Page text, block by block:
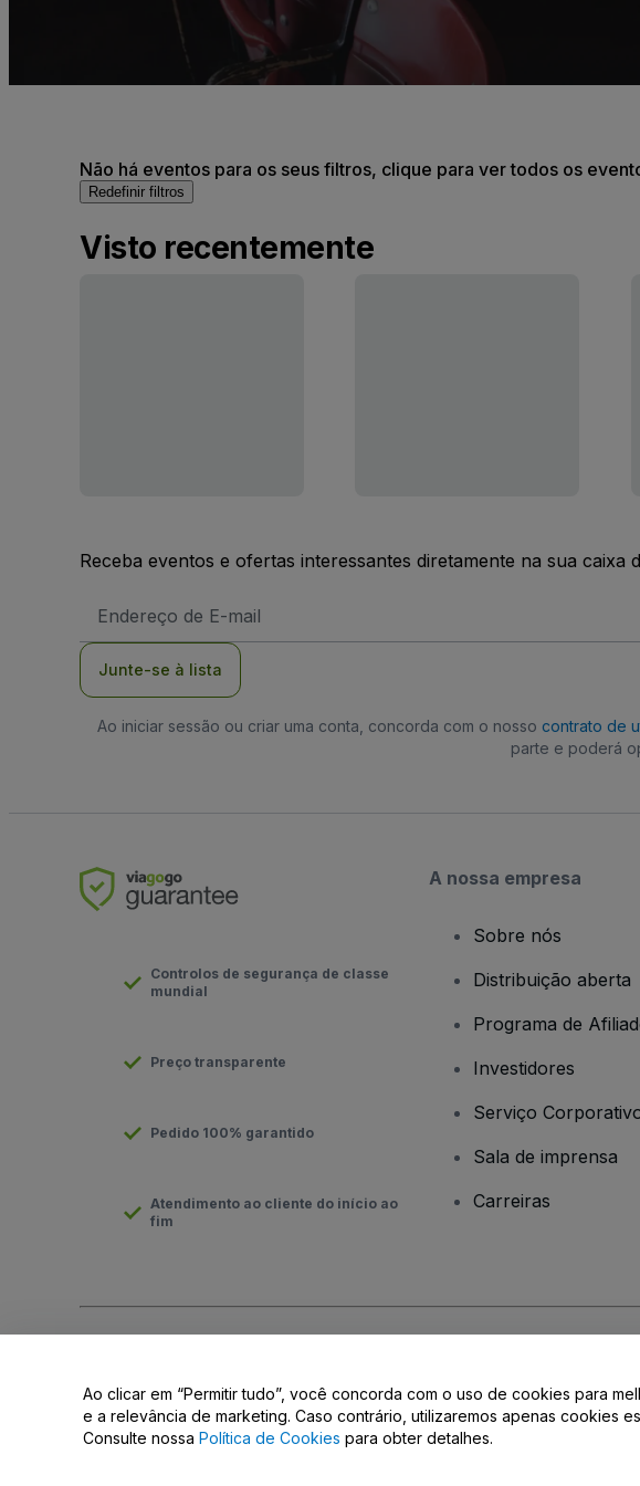
Não há eventos para os seus filtros, clique para ver todos os
Redefinir filtros
Visto recentemente
Receba eventos e ofertas interessantes diretamente na sua caixa
de
Junte-se à lista
Ao iniciar sessão ou criar uma conta, concorda com o nosso contrato de
parte e poderá
Controlos de segurança de classe
mundial
Preço transparente
Pedido 100% garantido
Atendimento ao cliente do início ao
fim
A nossa empresa
Sobre nós
Distribuição aberta
Programa de
Investidores
Serviço
Sala de imprensa
Carreiras
Não partilhar as minhas informações pessoais/as suas opções de privacidade.
Ao clicar em “Permitir tudo”, você concorda com o uso de cookies para
e a relevância de marketing. Caso contrário, utilizaremos apenas cookies
Consulte nossa Política de Cookies para obter detalhes.